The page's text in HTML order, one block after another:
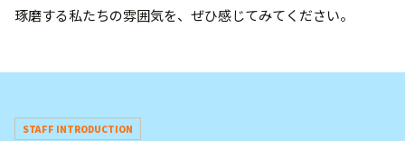
琢磨する私たちの雰囲気を、ぜひ感じてみてください。
STAFF INTRODUCTION